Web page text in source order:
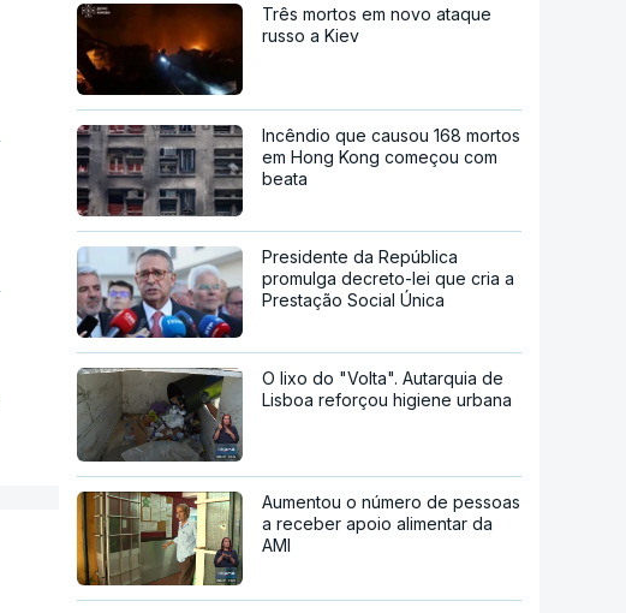
Três mortos em novo ataque
russo a Kiev
Incêndio que causou 168 mortos
em Hong Kong começou com
beata
Presidente da República
promulga decreto-lei que cria a
Prestação Social Única
O lixo do "Volta". Autarquia de
Lisboa reforçou higiene urbana
Aumentou o número de pessoas
a receber apoio alimentar da
AMI